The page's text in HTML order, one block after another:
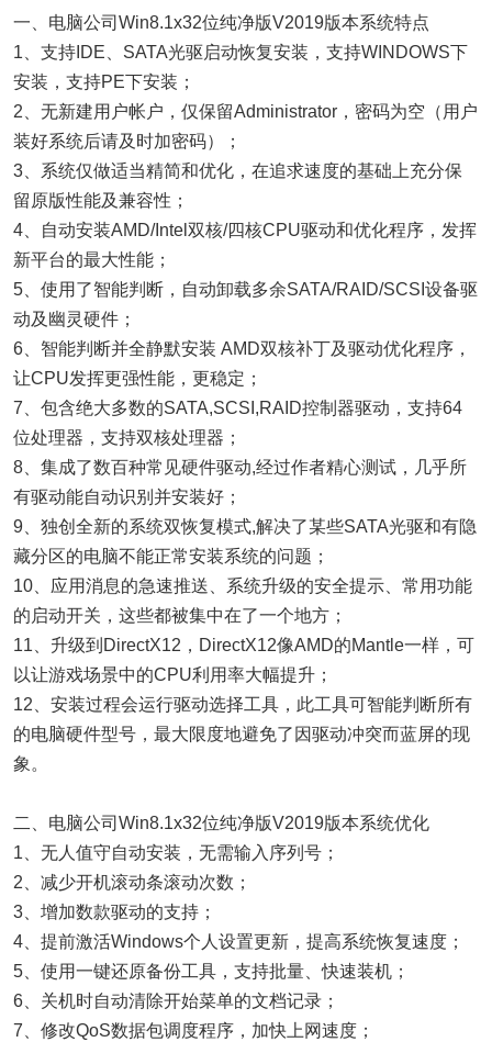
一、电脑公司Win8.1x32位纯净版V2019版本系统特点
1、支持IDE、SATA光驱启动恢复安装，支持WINDOWS下
安装，支持PE下安装；
2、无新建用户帐户，仅保留Administrator，密码为空（用户
装好系统后请及时加密码）；
3、系统仅做适当精简和优化，在追求速度的基础上充分保
留原版性能及兼容性；
4、自动安装AMD/Intel双核/四核CPU驱动和优化程序，发挥
新平台的最大性能；
5、使用了智能判断，自动卸载多余SATA/RAID/SCSI设备驱
动及幽灵硬件；
6、智能判断并全静默安装 AMD双核补丁及驱动优化程序，
让CPU发挥更强性能，更稳定；
7、包含绝大多数的SATA,SCSI,RAID控制器驱动，支持64
位处理器，支持双核处理器；
8、集成了数百种常见硬件驱动,经过作者精心测试，几乎所
有驱动能自动识别并安装好；
9、独创全新的系统双恢复模式,解决了某些SATA光驱和有隐
藏分区的电脑不能正常安装系统的问题；
10、应用消息的急速推送、系统升级的安全提示、常用功能
的启动开关，这些都被集中在了一个地方；
11、升级到DirectX12，DirectX12像AMD的Mantle一样，可
以让游戏场景中的CPU利用率大幅提升；
12、安装过程会运行驱动选择工具，此工具可智能判断所有
的电脑硬件型号，最大限度地避免了因驱动冲突而蓝屏的现
象。
二、电脑公司Win8.1x32位纯净版V2019版本系统优化
1、无人值守自动安装，无需输入序列号；
2、减少开机滚动条滚动次数；
3、增加数款驱动的支持；
4、提前激活Windows个人设置更新，提高系统恢复速度；
5、使用一键还原备份工具，支持批量、快速装机；
6、关机时自动清除开始菜单的文档记录；
7、修改QoS数据包调度程序，加快上网速度；